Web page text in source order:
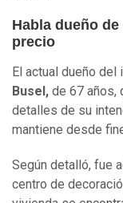
Habla dueño
precio
El actual dueño
Busel, de 67 años,
detalles de su
mantiene desde
Según detalló, fue
centro de